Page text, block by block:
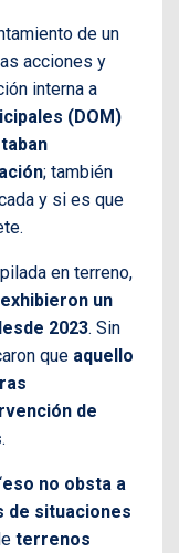
de un
acciones y
interna a
(DOM)
; también
y si es que
en terreno,
un
2023. Sin
que aquello
de
.
eso no obsta a
de situaciones
terrenos